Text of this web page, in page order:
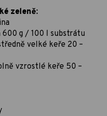
zeleně:
600 g / 100 l substrátu
velké keře 20 –
vzrostlé keře 50 –